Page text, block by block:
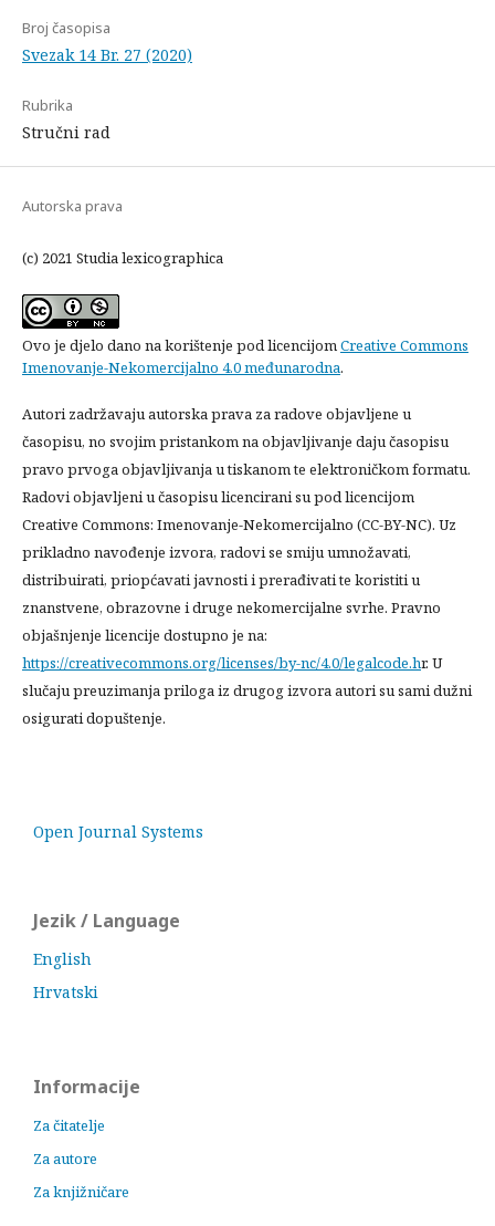
Broj časopisa
Svezak 14 Br. 27 (2020)
Rubrika
Stručni rad
Autorska prava
(c) 2021 Studia lexicographica
Ovo je djelo dano na korištenje pod licencijomCreative Commons
Imenovanje-Nekomercijalno 4.0 međunarodna.
Autori zadržavaju autorska prava za radove objavljene u
časopisu, no svojim pristankom na objavljivanje daju časopisu
pravo prvoga objavljivanja u tiskanom te elektroničkom formatu.
Radovi objavljeni u časopisu licencirani su pod licencijom
Creative Commons: Imenovanje-Nekomercijalno (CC-BY-NC). Uz
prikladno navođenje izvora, radovi se smiju umnožavati,
distribuirati, priopćavati javnosti i prerađivati te koristiti u
znanstvene, obrazovne i druge nekomercijalne svrhe. Pravno
objašnjenje licencije dostupno je na:
https://creativecommons.org/licenses/by-nc/4.0/legalcode.hr. U
slučaju preuzimanja priloga iz drugog izvora autori su sami dužni
osigurati dopuštenje.
Open Journal Systems
Jezik / Language
English
Hrvatski
Informacije
Za čitatelje
Za autore
Za knjižničare